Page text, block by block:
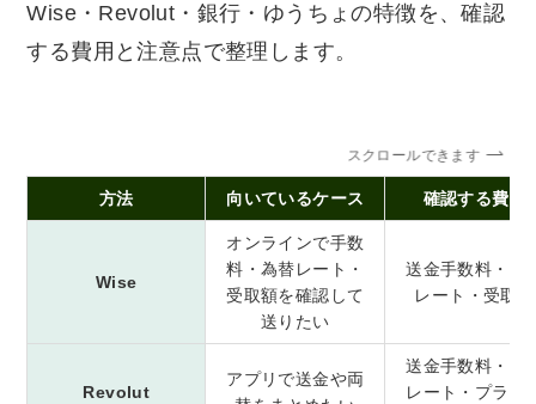
Wise・Revolut・銀行・ゆうちょの特徴を、確認
する費用と注意点で整理します。
スクロールできます
方法 向いているケース 確認する費用
Wise
オンラインで手数
料・為替レート・
受取額を確認して
送りたい
送金手数料・為
レート・受取額
Revolut
アプリで送金や両
送金手数料・為
レート・プラン